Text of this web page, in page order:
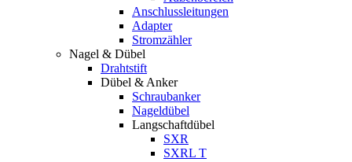
Anschlussleitungen
Adapter
Stromzähler
Nagel & Dübel
Drahtstift
Dübel & Anker
Schraubanker
Nageldübel
Langschaftdübel
SXR
SXRL T